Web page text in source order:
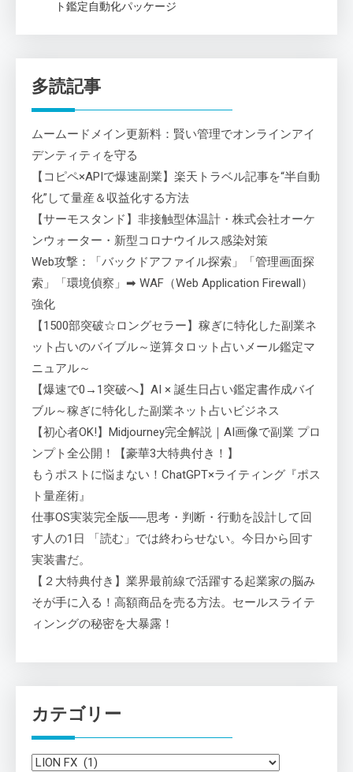
ト鑑定自動化パッケージ
多読記事
ムームードメイン更新料：賢い管理でオンラインアイ
デンティティを守る
【コピペ×APIで爆速副業】楽天トラベル記事を“半自動
化”して量産＆収益化する方法
【サーモスタンド】非接触型体温計・株式会社オーケ
ンウォーター・新型コロナウイルス感染対策
Web攻撃：「バックドアファイル探索」「管理画面探
索」「環境偵察」➡ WAF（Web Application Firewall）
強化
【1500部突破☆ロングセラー】稼ぎに特化した副業ネ
ット占いのバイブル～逆算タロット占いメール鑑定マ
ニュアル～
【爆速で0→1突破へ】AI × 誕生日占い鑑定書作成バイ
ブル～稼ぎに特化した副業ネット占いビジネス
【初心者OK!】Midjourney完全解説｜AI画像で副業 プロ
ンプト全公開！【豪華3大特典付き！】
もうポストに悩まない！ChatGPT×ライティング『ポス
ト量産術』
仕事OS実装完全版──思考・判断・行動を設計して回
す人の1日 「読む」では終わらせない。今日から回す
実装書だ。
【２大特典付き】業界最前線で活躍する起業家の脳み
そが手に入る！高額商品を売る方法。セールスライテ
ィンングの秘密を大暴露！
カテゴリー
カ